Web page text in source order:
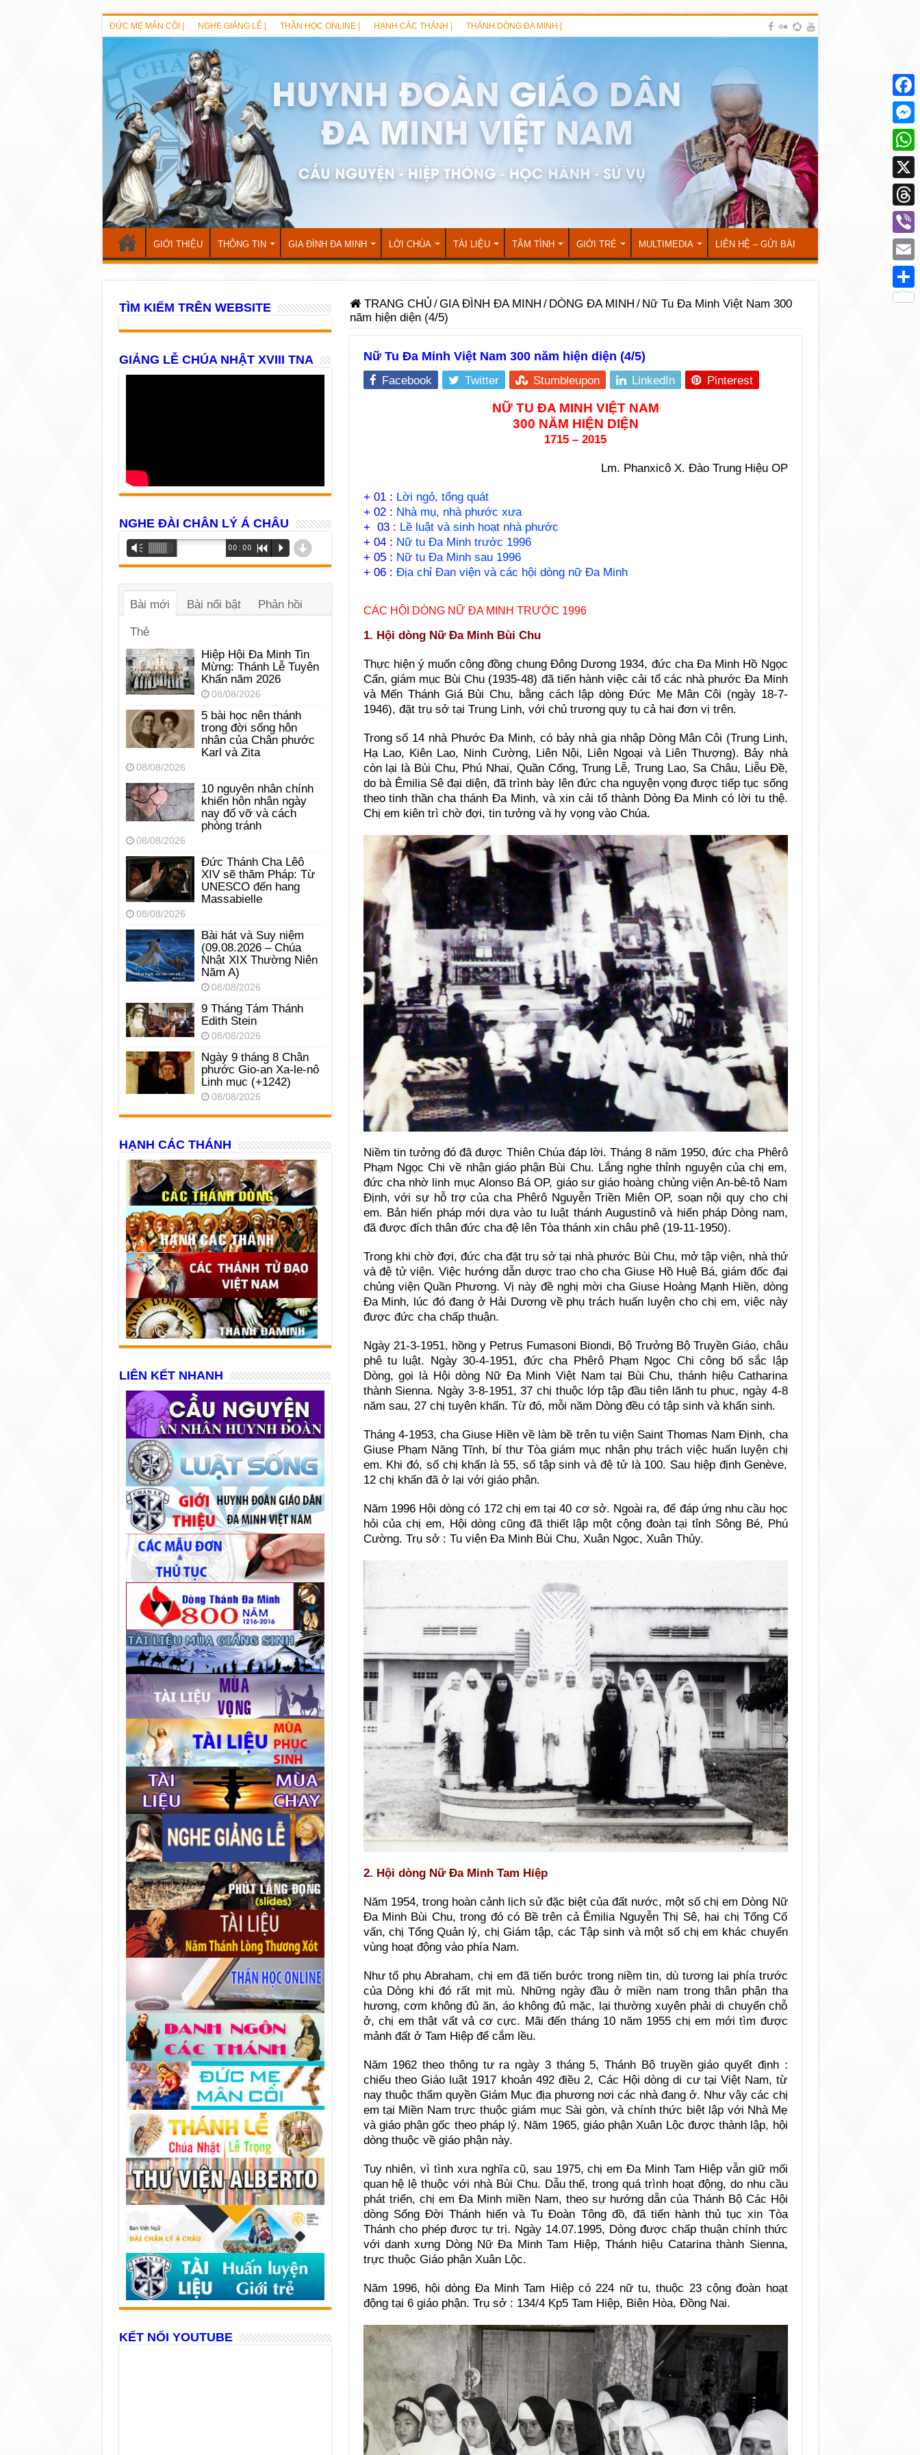
ĐỨC MẸ MÂN CÔI | NGHE GIẢNG LỄ | THẦN HỌC ONLINE | HẠNH CÁC THÁNH | THÁNH DÒNG ĐA MINH |
GIỚI THIỆU THÔNG TIN GIA ĐÌNH ĐA MINH LỜI CHÚA TÀI LIỆU TÂM TÌNH GIỚI TRẺ MULTIMEDIA LIÊN HỆ – GỬI BÀI
TRANG CHỦ /GIA ĐÌNH ĐA MINH / DÒNG ĐA MINH / Nữ Tu Đa Minh Việt Nam 300
năm hiện diện (4/5)
Nữ Tu Đa Minh Việt Nam 300 năm hiện diện (4/5)
Facebook Twitter Stumbleupon LinkedIn Pinterest
NỮ TU ĐA MINH VIỆT NAM
300 NĂM HIỆN DIỆN
1715 – 2015
Lm. Phanxicô X. Đào Trung Hiệu OP
+ 01 : Lời ngỏ, tổng quát
+ 02 : Nhà mụ, nhà phước xưa
+ 03 : Lề luật và sinh hoạt nhà phước
+ 04 : Nữ tu Đa Minh trước 1996
+ 05 : Nữ tu Đa Minh sau 1996
+ 06 : Địa chỉ Đan viện và các hội dòng nữ Đa Minh
CÁC HỘI DÒNG NỮ ĐA MINH TRƯỚC 1996
1. Hội dòng Nữ Đa Minh Bùi Chu
Thực hiện ý muốn công đồng chung Đông Dương 1934, đức cha Đa Minh Hồ Ngọc
Cẩn, giám mục Bùi Chu (1935-48) đã tiến hành việc cải tổ các nhà phước Đa Minh
và Mến Thánh Giá Bùi Chu, bằng cách lập dòng Đức Mẹ Mân Côi (ngày 18-7-
1946), đặt trụ sở tại Trung Linh, với chủ trương quy tụ cả hai đơn vị trên.
Trong số 14 nhà Phước Đa Minh, có bảy nhà gia nhập Dòng Mân Côi (Trung Linh,
Hạ Lao, Kiên Lao, Ninh Cường, Liên Nội, Liên Ngoại và Liên Thượng). Bảy nhà
còn lại là Bùi Chu, Phú Nhai, Quần Cống, Trung Lễ, Trung Lao, Sa Châu, Liễu Đề,
do bà Êmilia Sê đại diện, đã trình bày lên đức cha nguyện vọng được tiếp tục sống
theo tinh thần cha thánh Đa Minh, và xin cải tổ thành Dòng Đa Minh có lời tu thệ.
Chị em kiên trì chờ đợi, tin tưởng và hy vọng vào Chúa.
Niềm tin tưởng đó đã được Thiên Chúa đáp lời. Tháng 8 năm 1950, đức cha Phêrô
Phạm Ngọc Chi về nhận giáo phận Bùi Chu. Lắng nghe thỉnh nguyện của chị em,
đức cha nhờ linh mục Alonso Bá OP, giáo sư giáo hoàng chủng viện An-bê-tô Nam
Định, với sự hỗ trợ của cha Phêrô Nguyễn Triền Miên OP, soạn nội quy cho chị
em. Bản hiến pháp mới dựa vào tu luật thánh Augustinô và hiến pháp Dòng nam,
đã được đích thân đức cha đệ lên Tòa thánh xin châu phê (19-11-1950).
Trong khi chờ đợi, đức cha đặt trụ sở tại nhà phước Bùi Chu, mở tập viện, nhà thử
và đệ tử viện. Việc hướng dẫn dược trao cho cha Giuse Hồ Huệ Bá, giám đốc đại
chủng viện Quần Phương. Vị này đề nghị mời cha Giuse Hoàng Mạnh Hiền, dòng
Đa Minh, lúc đó đang ở Hải Dương về phụ trách huấn luyện cho chị em, việc này
được đức cha chấp thuận.
Ngày 21-3-1951, hồng y Petrus Fumasoni Biondi, Bộ Trưởng Bộ Truyền Giáo, châu
phê tu luật. Ngày 30-4-1951, đức cha Phêrô Phạm Ngọc Chi công bố sắc lập
Dòng, gọi là Hội dòng Nữ Đa Minh Việt Nam tại Bùi Chu, thánh hiệu Catharina
thành Sienna. Ngày 3-8-1951, 37 chị thuộc lớp tập đầu tiên lãnh tu phục, ngày 4-8
năm sau, 27 chị tuyên khấn. Từ đó, mỗi năm Dòng đều có tập sinh và khấn sinh.
Tháng 4-1953, cha Giuse Hiền về làm bề trên tu viện Saint Thomas Nam Định, cha
Giuse Phạm Năng Tĩnh, bí thư Tòa giám mục nhận phụ trách việc huấn luyện chị
em. Khi đó, số chị khấn là 55, số tập sinh và đệ tử là 100. Sau hiệp định Genève,
12 chị khấn đã ở lại với giáo phận.
Năm 1996 Hội dòng có 172 chị em tại 40 cơ sở. Ngoài ra, để đáp ứng nhu cầu học
hỏi của chị em, Hội dòng cũng đã thiết lập một cộng đoàn tại tỉnh Sông Bé, Phú
Cường. Trụ sở : Tu viện Đa Minh Bùi Chu, Xuân Ngọc, Xuân Thủy.
2. Hội dòng Nữ Đa Minh Tam Hiệp
Năm 1954, trong hoàn cảnh lịch sử đặc biệt của đất nước, một số chị em Dòng Nữ
Đa Minh Bùi Chu, trong đó có Bề trên cả Êmilia Nguyễn Thị Sê, hai chị Tổng Cố
vấn, chị Tổng Quản lý, chị Giám tập, các Tập sinh và một số chị em khác chuyển
vùng hoạt động vào phía Nam.
Như tổ phụ Abraham, chị em đã tiến bước trong niềm tin, dù tương lai phía trước
của Dòng khi đó rất mịt mù. Những ngày đầu ở miền nam trong thân phận tha
hương, cơm không đủ ăn, áo không đủ mặc, lại thường xuyên phải di chuyển chỗ
ở, chị em thật vất vả cơ cực. Mãi đến tháng 10 năm 1955 chị em mới tìm được
mảnh đất ở Tam Hiệp để cắm lều.
Năm 1962 theo thông tư ra ngày 3 tháng 5, Thánh Bộ truyền giáo quyết định :
chiếu theo Giáo luật 1917 khoản 492 điều 2, Các Hội dòng di cư tại Việt Nam, từ
nay thuộc thẩm quyền Giám Mục địa phương nơi các nhà đang ở. Như vậy các chị
em tại Miền Nam trực thuộc giám mục Sài gòn, và chính thức biệt lập với Nhà Mẹ
và giáo phận gốc theo pháp lý. Năm 1965, giáo phận Xuân Lộc được thành lập, hội
dòng thuộc về giáo phận này.
Tuy nhiên, vì tình xưa nghĩa cũ, sau 1975, chị em Đa Minh Tam Hiệp vẫn giữ mối
quan hệ lệ thuộc với nhà Bùi Chu. Dẫu thế, trong quá trình hoạt động, do nhu cầu
phát triển, chị em Đa Minh miền Nam, theo sự hướng dẫn của Thánh Bộ Các Hội
dòng Sống Đời Thánh hiến và Tu Đoàn Tông đồ, đã tiến hành thủ tục xin Tòa
Thánh cho phép được tự trị. Ngày 14.07.1995, Dòng được chấp thuận chính thức
với danh xưng Dòng Nữ Đa Minh Tam Hiệp, Thánh hiệu Catarina thành Sienna,
trực thuộc Giáo phận Xuân Lộc.
Năm 1996, hội dòng Đa Minh Tam Hiệp có 224 nữ tu, thuộc 23 cộng đoàn hoạt
động tại 6 giáo phận. Trụ sở : 134/4 Kp5 Tam Hiệp, Biên Hòa, Đồng Nai.
TÌM KIẾM TRÊN WEBSITE
GIẢNG LỄ CHÚA NHẬT XVIII TNA
NGHE ĐÀI CHÂN LÝ Á CHÂU
Trình
phát
âm
Vm 00:00 R P d
Bài mới Bài nổi bật Phản hồi
Thẻ
Hiệp Hội Đa Minh Tin
Mừng: Thánh Lễ Tuyên
Khấn năm 2026
08/08/2026
5 bài học nên thánh
trong đời sống hôn
nhân của Chân phước
Karl và Zita
08/08/2026
10 nguyên nhân chính
khiến hôn nhân ngày
nay đổ vỡ và cách
phòng tránh
08/08/2026
Đức Thánh Cha Lêô
XIV sẽ thăm Pháp: Từ
UNESCO đến hang
Massabielle
08/08/2026
Bài hát và Suy niệm
(09.08.2026 – Chúa
Nhật XIX Thường Niên
Năm A)
08/08/2026
9 Tháng Tám Thánh
Edith Stein
08/08/2026
Ngày 9 tháng 8 Chân
phước Gio-an Xa-le-nô
Linh mục (+1242)
08/08/2026
HẠNH CÁC THÁNH
LIÊN KẾT NHANH
KẾT NỐI YOUTUBE
X
Viber